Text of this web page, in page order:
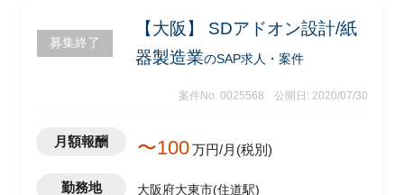
募集終了
【大阪】 SDアドオン設計/紙
器製造業のSAP求人・案件
案件No. 0025568 公開日: 2020/07/30
月額報酬 〜100万円/月(税別)
勤務地 大阪府大東市(住道駅)